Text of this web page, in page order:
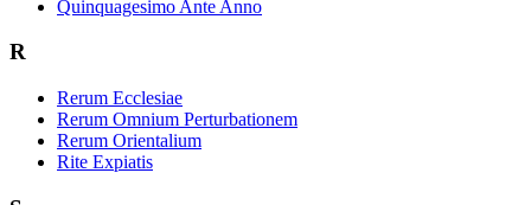
Quinquagesimo Ante Anno
R
Rerum Ecclesiae
Rerum Omnium Perturbationem
Rerum Orientalium
Rite Expiatis